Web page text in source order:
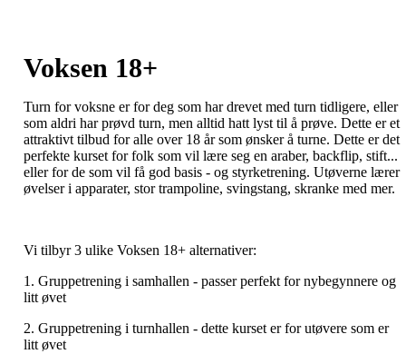
Voksen 18+
Turn for voksne er for deg som har drevet med turn tidligere, eller
som aldri har prøvd turn, men alltid hatt lyst til å prøve. Dette er et
attraktivt tilbud for alle over 18 år som ønsker å turne. Dette er det
perfekte kurset for folk som vil lære seg en araber, backflip, stift...
eller for de som vil få god basis - og styrketrening. Utøverne lærer
øvelser i apparater, stor trampoline, svingstang, skranke med mer.
Vi tilbyr 3 ulike Voksen 18+ alternativer:
1. Gruppetrening i samhallen - passer perfekt for nybegynnere og
litt øvet
2. Gruppetrening i turnhallen - dette kurset er for utøvere som er
litt øvet